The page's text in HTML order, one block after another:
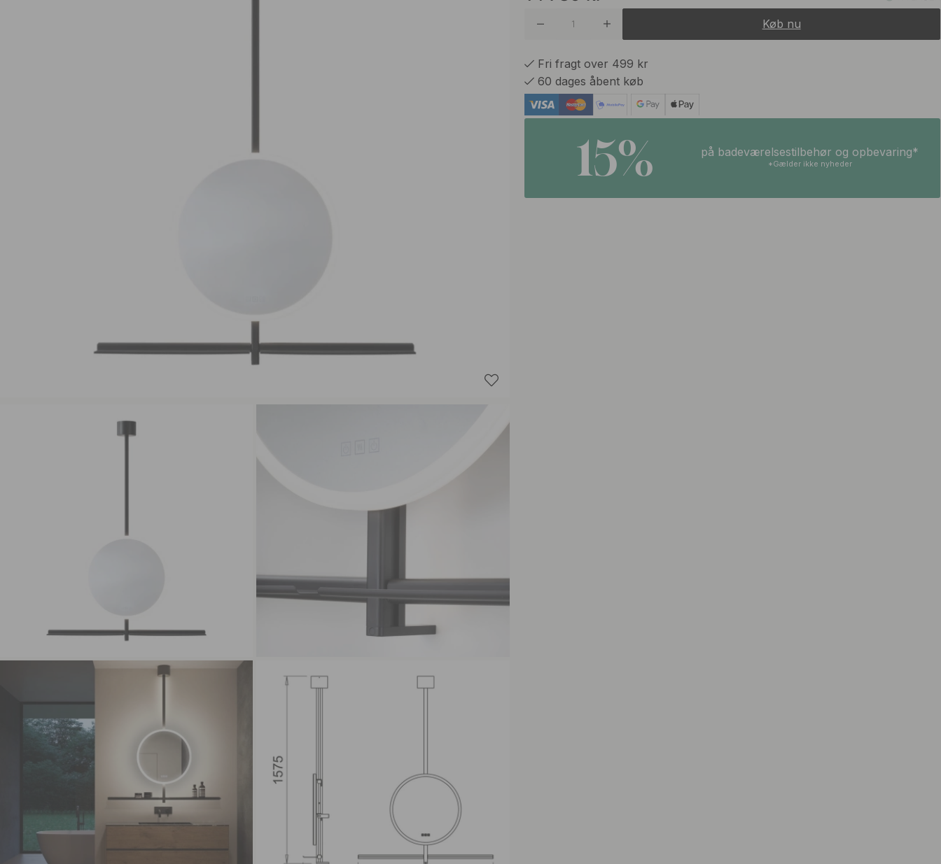
Køb nu
Fri fragt over 499 kr
60 dages åbent køb
15% på badeværelsestilbehør og opbevaring*
*Gælder ikke nyheder